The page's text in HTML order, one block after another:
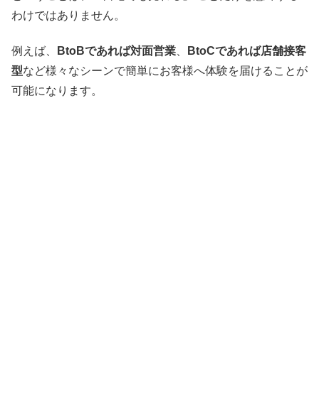
わけではありません。
例えば、 BtoBであれば対面営業
BtoCであれば店舗接客
型など様々なシーンで簡単にお客様へ体験を届けることが
可能になります。